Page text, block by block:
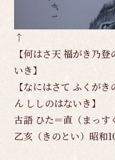
↑
【何はさ天 福がき乃
いき】
【なにはさて ふくが
ん ししのはないき】
古語 ひた＝直（まっす
乙亥（きのとい）昭和